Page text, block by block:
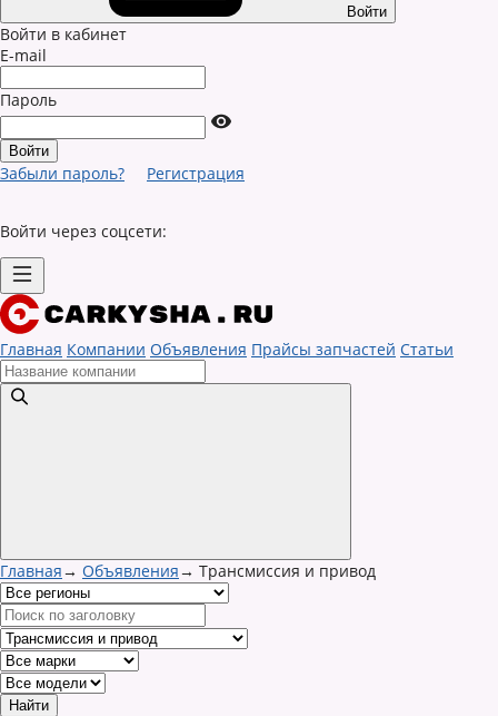
Войти
Войти в кабинет
E-mail
Пароль
Забыли пароль? Регистрация
Войти через соцсети:
Главная Компании Объявления Прайсы запчастей Статьи
Главная→ Объявления→ Трансмиссия и привод